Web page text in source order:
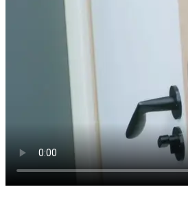
Click to unmute